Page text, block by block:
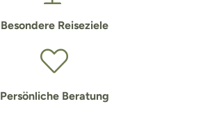
Besondere Reiseziele
Persönliche Beratung